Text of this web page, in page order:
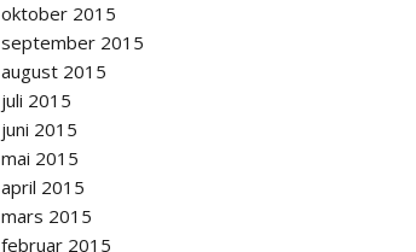
oktober 2015
september 2015
august 2015
juli 2015
juni 2015
mai 2015
april 2015
mars 2015
februar 2015